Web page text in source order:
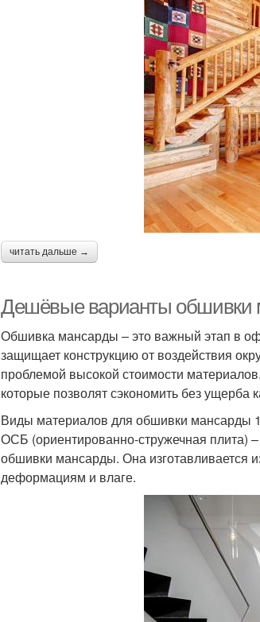
читать дальше →
Дешёвые варианты обшивки
Обшивка мансарды – это важный этап в
защищает конструкцию от воздействия
проблемой высокой стоимости
которые позволят сэкономить без ущерба
Виды материалов для обшивки мансарды
ОСБ (ориентированно-стружечная плита)
обшивки мансарды. Она изготавливается
деформациям и влаге.